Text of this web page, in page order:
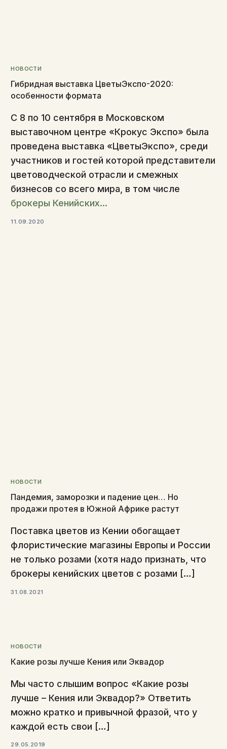
НОВОСТИ
Гибридная выставка ЦветыЭкспо-2020:
особенности формата
С 8 по 10 сентября в Московском
выставочном центре «Крокус Экспо» была
проведена выставка «ЦветыЭкспо», среди
участников и гостей которой представители
цветоводческой отрасли и смежных
бизнесов со всего мира, в том числе
брокеры Кенийских...
11.09.2020
НОВОСТИ
Пандемия, заморозки и падение цен… Но
продажи протея в Южной Африке растут
Поставка цветов из Кении обогащает
флористические магазины Европы и России
не только розами (хотя надо признать, что
брокеры кенийских цветов с розами […]
31.08.2021
НОВОСТИ
Какие розы лучше Кения или Эквадор
Мы часто слышим вопрос «Какие розы
лучше – Кения или Эквадор?» Ответить
можно кратко и привычной фразой, что у
каждой есть свои […]
29.05.2019